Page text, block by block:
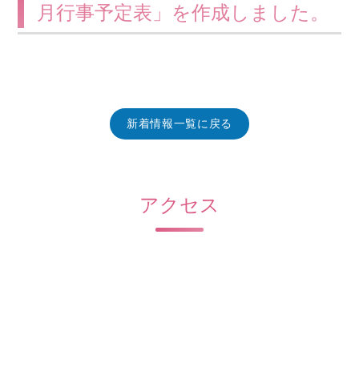
月行事予定表」を作成しました。
新着情報一覧に戻る
アクセス